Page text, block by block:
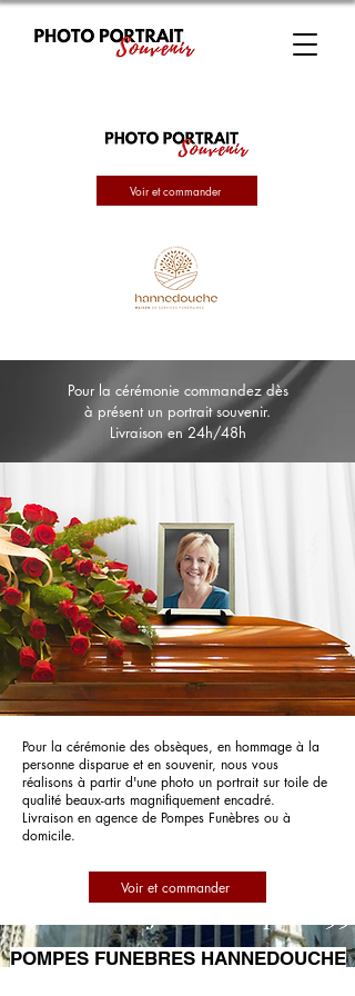
Voir et commander
Pour la cérémonie commandez dès
à présent un portrait souvenir.
Livraison en 24h/48h
Pour la cérémonie des obsèques, en hommage à la
personne disparue et en souvenir, nous vous
réalisons à partir d'une photo un portrait sur toile de
qualité beaux-arts magnifiquement encadré.
Livraison en agence de Pompes Funèbres ou à
domicile.
Voir et commander
POMPES FUNEBRES HANNEDOUCHE